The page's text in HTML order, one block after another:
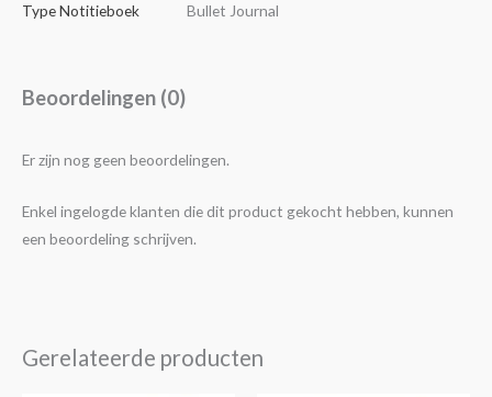
Type Notitieboek
Bullet Journal
Beoordelingen (0)
Er zijn nog geen beoordelingen.
Enkel ingelogde klanten die dit product gekocht hebben, kunnen
een beoordeling schrijven.
Gerelateerde producten